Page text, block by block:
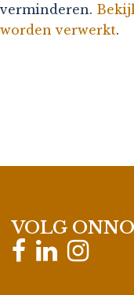
verminderen.
worden verwerkt.
VOLG